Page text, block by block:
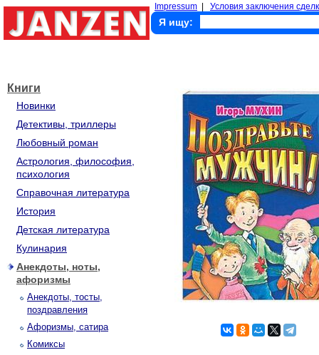
Impressum Условия заключения
Я ищу:
Книги
Новинки
Детективы, триллеры
Любовный роман
Астрология, философия,
психология
Справочная литература
История
Детская литература
Кулинария
Анекдоты, ноты,
афоризмы
Анекдоты, тосты,
поздравления
Афоризмы, сатира
Комиксы